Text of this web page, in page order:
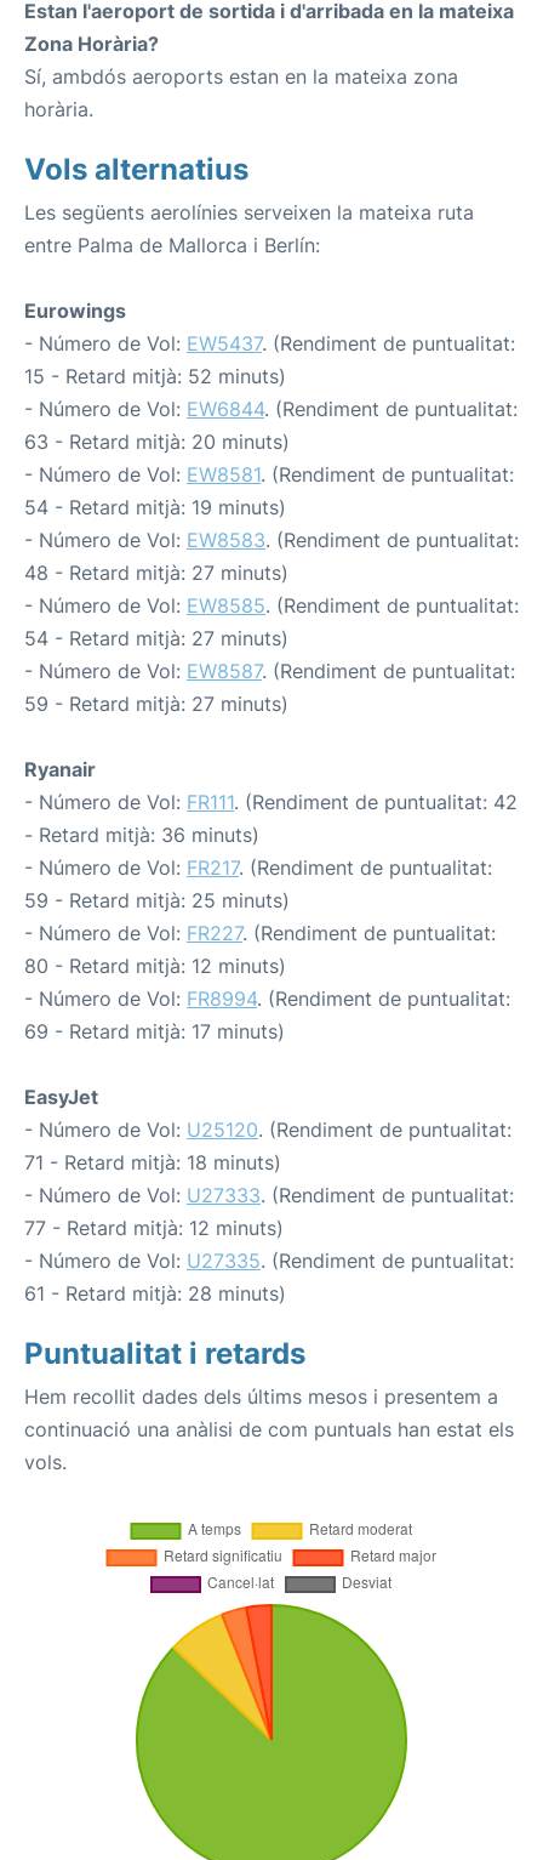
Estan l'aeroport de sortida i d'arribada en la mateixa
Zona Horària?
Sí, ambdós aeroports estan en la mateixa zona
horària.
Vols alternatius
Les següents aerolínies serveixen la mateixa ruta
entre Palma de Mallorca i Berlín:
Eurowings
- Número de Vol: EW5437. (Rendiment de puntualitat:
15 - Retard mitjà: 52 minuts)
- Número de Vol: EW6844. (Rendiment de puntualitat:
63 - Retard mitjà: 20 minuts)
- Número de Vol: EW8581. (Rendiment de puntualitat:
54 - Retard mitjà: 19 minuts)
- Número de Vol: EW8583. (Rendiment de puntualitat:
48 - Retard mitjà: 27 minuts)
- Número de Vol: EW8585. (Rendiment de puntualitat:
54 - Retard mitjà: 27 minuts)
- Número de Vol: EW8587. (Rendiment de puntualitat:
59 - Retard mitjà: 27 minuts)
Ryanair
- Número de Vol: FR111. (Rendiment de puntualitat: 42
- Retard mitjà: 36 minuts)
- Número de Vol: FR217. (Rendiment de puntualitat:
59 - Retard mitjà: 25 minuts)
- Número de Vol: FR227. (Rendiment de puntualitat:
80 - Retard mitjà: 12 minuts)
- Número de Vol: FR8994. (Rendiment de puntualitat:
69 - Retard mitjà: 17 minuts)
EasyJet
- Número de Vol: U25120. (Rendiment de puntualitat:
71 - Retard mitjà: 18 minuts)
- Número de Vol: U27333. (Rendiment de puntualitat:
77 - Retard mitjà: 12 minuts)
- Número de Vol: U27335. (Rendiment de puntualitat:
61 - Retard mitjà: 28 minuts)
Puntualitat i retards
Hem recollit dades dels últims mesos i presentem a
continuació una anàlisi de com puntuals han estat els
vols.